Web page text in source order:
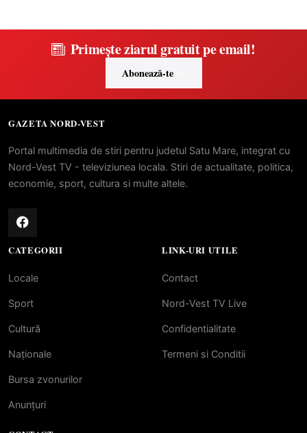
Primește ziarul gratuit pe email!
Abonează-te
GAZETA NORD-VEST
Portal multimedia de stiri pentru judetul Satu Mare, integrat cu
Nord-Vest TV - televiziunea locala. Stiri de actualitate, politica,
economie, sport, cultura si multe altele.
CATEGORII
Locale
Sport
Cultură
Naționale
Bursa zvonurilor
Anunțuri
LINK-URI UTILE
Contact
Nord-Vest TV Live
Confidentialitate
Termeni si Conditii